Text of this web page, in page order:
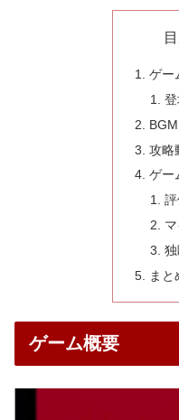
ゲー
BGM
攻略
ゲー
まと
ゲーム概要